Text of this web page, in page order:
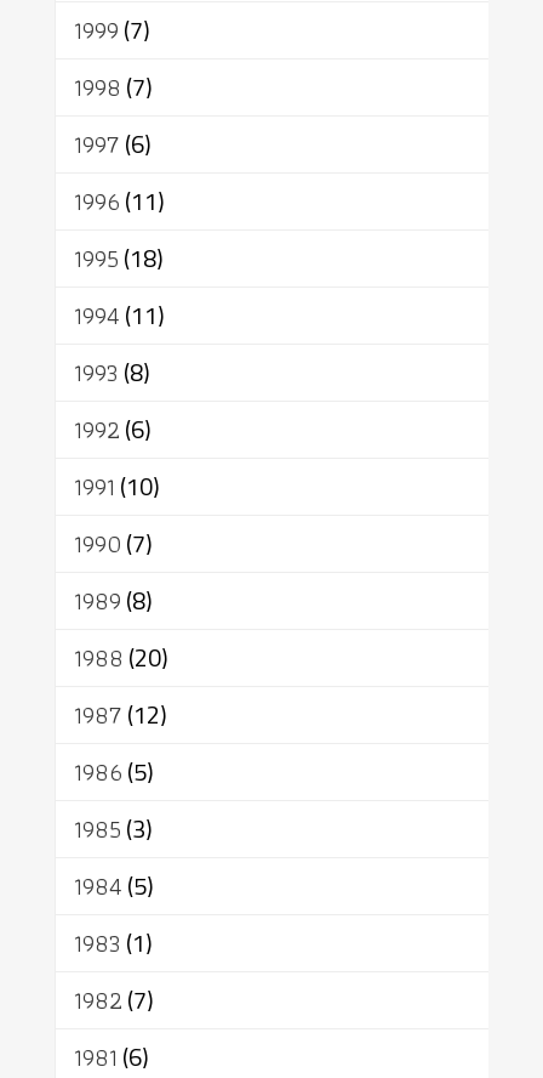
1999(7)
1998 (7)
1997(6)
1996(11)
1995(18)
1994(11)
1993 (8)
1992(6)
1991 (10)
1990(7)
1989(8)
1988 (20)
1987(12)
1986(5)
1985(3)
1984(5)
1983 (1)
1982(7)
1981 (6)